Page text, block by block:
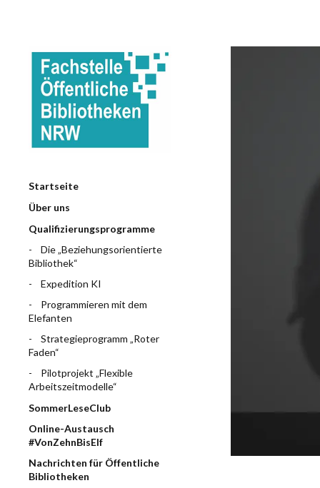
Startseite
Über uns
Qualifizierungsprogramme
Die „Beziehungsorientierte
Bibliothek“
Expedition KI
Programmieren mit dem
Elefanten
Strategieprogramm „Roter
Faden“
Pilotprojekt „Flexible
Arbeitszeitmodelle“
SommerLeseClub
Online-Austausch
#VonZehnBisElf
Nachrichten für Öffentliche
Bibliotheken